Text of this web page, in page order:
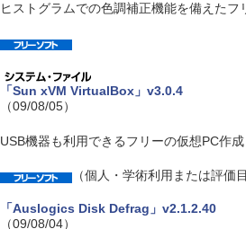
ヒストグラムでの色調補正機能を備えたフ
「Sun xVM VirtualBox」v3.0.4
（09/08/05）
USB機器も利用できるフリーの仮想PC作
（個人・学術利用または評価
「Auslogics Disk Defrag」v2.1.2.40
（09/08/04）